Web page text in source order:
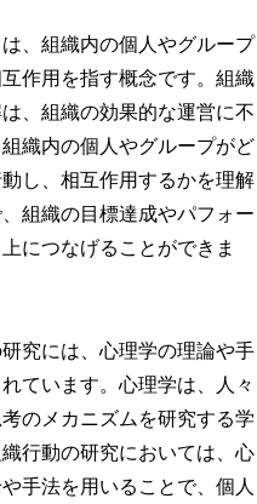
、組織内の個人やグループ
作用を指す概念です。組織
、組織の効果的な運営に不
織内の個人やグループがど
し、相互作用するかを理解
組織の目標達成やパフォー
につなげることができま
究には、心理学の理論や手
ています。心理学は、人々
のメカニズムを研究する学
行動の研究においては、心
手法を用いることで、個人